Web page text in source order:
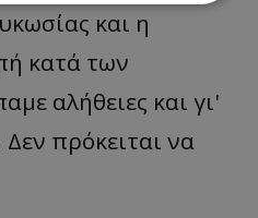
και η
κατά των
αλήθειες και γι'
πρόκειται να
Λειτουργικότητας
cookies επιτρέπουν
ιστότοπου, όπως τη
λογαριασμού.